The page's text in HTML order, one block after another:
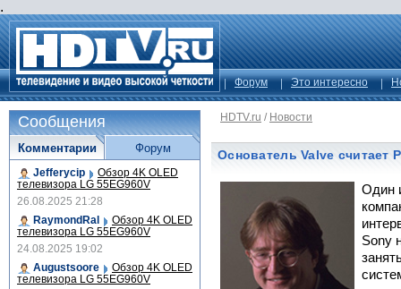
.
Форум Это интересно
HDTV.ru / Новости
Основатель Valve считает
Один
Sony
Сообщения
Комментарии
Jefferycip Обзор 4K OLED
телевизора LG 55EG960V
26.08.2025 21:28
RaymondRal
Обзор 4K OLED
телевизора LG 55EG960V
24.08.2025 19:02
Augustsoore
Обзор 4K OLED
телевизора LG 55EG960V
Форум